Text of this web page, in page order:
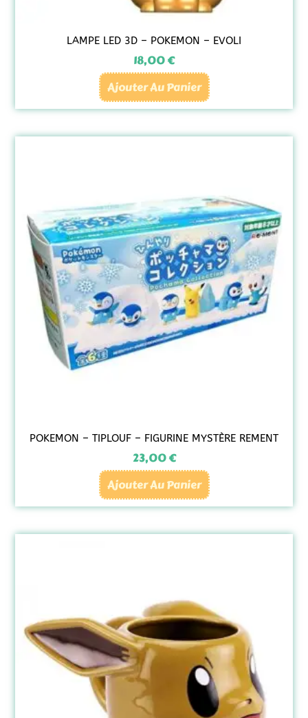
LAMPE LED 3D – POKEMON – EVOLI
18,00€
Ajouter Au Panier
POKEMON – TIPLOUF – FIGURINE MYSTÈRE REMENT
23,00€
Ajouter Au Panier